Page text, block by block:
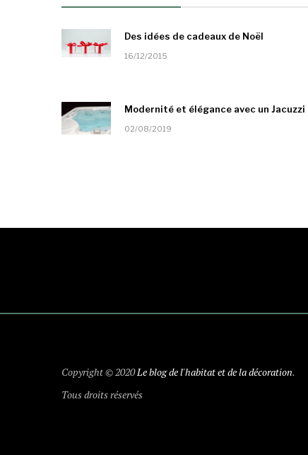
Des idées de cadeaux de Noël
16/12/2015
Modernité et élégance avec un Jacuzzi
02/08/2019
Copyright © 2020Le blog de l'habitat et de la décoration.
Tous droits réservés